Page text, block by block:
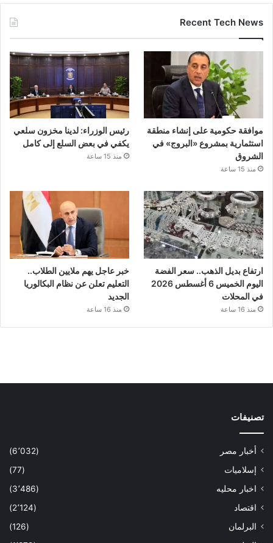
Recent Tech News
موافقة حكومية على إنشاء منطقة
استثمارية بمشروع «البروج» في
الشروق
منذ 15 ساعة
رئيس الوزراء: لدينا مخزون سلعي
يكفي في بعض السلع إلى كامل
منذ 15 ساعة
ارتفاع بديل الذهب.. سعر الفضة
اليوم الخميس 6 أغسطس 2026
في المحلات
منذ 16 ساعة
خبر عاجل يهم ملايين الطلاب..
التعليم تعلن عن نظام البكالوريا
الجديد
منذ 16 ساعة
تصنيفات
أخبار مصر
(6٬032)
إسلاميات
(77)
اخبار محليه
(3٬486)
اقتصاد
(2٬124)
البرلمان
(126)